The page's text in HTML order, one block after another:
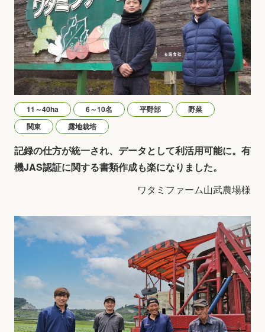
記録の仕方が統一され、データとして利活用可能に。有
機JAS認証に関する書類作成も楽になりました。
ワタミファーム山武農場様
11～40ha 6～10名 平野部
野菜
関東
露地栽培